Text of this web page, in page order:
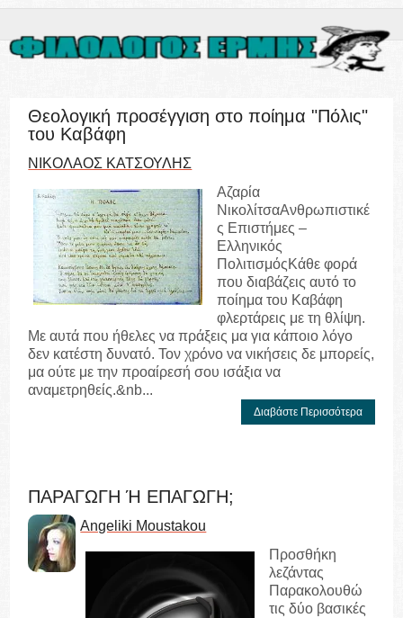
Θεολογική προσέγγιση στο ποίημα "Πόλις"
του Καβάφη
ΝΙΚΟΛΑΟΣ ΚΑΤΣΟΥΛΗΣ
Αζαρία
ΝικολίτσαΑνθρωπιστικέ
ς Επιστήμες –
Ελληνικός
ΠολιτισμόςΚάθε φορά
που διαβάζεις αυτό το
ποίημα του Καβάφη
φλερτάρεις με τη θλίψη.
Με αυτά που ήθελες να πράξεις μα για κάποιο λόγο
δεν κατέστη δυνατό. Τον χρόνο να νικήσεις δε μπορείς,
μα ούτε με την προαίρεσή σου ισάξια να
αναμετρηθείς.&nb...
Διαβάστε Περισσότερα
ΠΑΡΑΓΩΓΗ Ή ΕΠΑΓΩΓΗ;
Angeliki Moustakou
Προσθήκη
λεζάντας
Παρακολουθώ
τις δύο βασικές